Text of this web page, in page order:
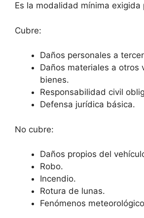
Es la modalidad mínima exigida
Cubre:
Daños personales a
Daños materiales a otros
bienes.
Responsabilidad civil
Defensa jurídica básica.
No cubre:
Daños propios del
Robo.
Incendio.
Rotura de lunas.
Fenómenos